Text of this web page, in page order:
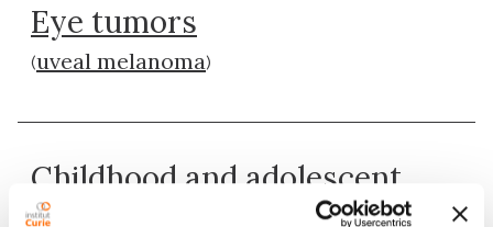
Eye tumors
(uveal melanoma)
Childhood and adolescent
cancers